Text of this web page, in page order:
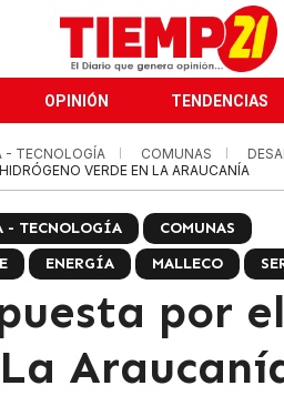
OPINIÓN TENDENCIAS
- TECNOLOGÍA COMUNAS
VERDE EN LA ARAUCANÍA
- TECNOLOGÍA
COMUNAS
ENERGÍA MALLECO
por el